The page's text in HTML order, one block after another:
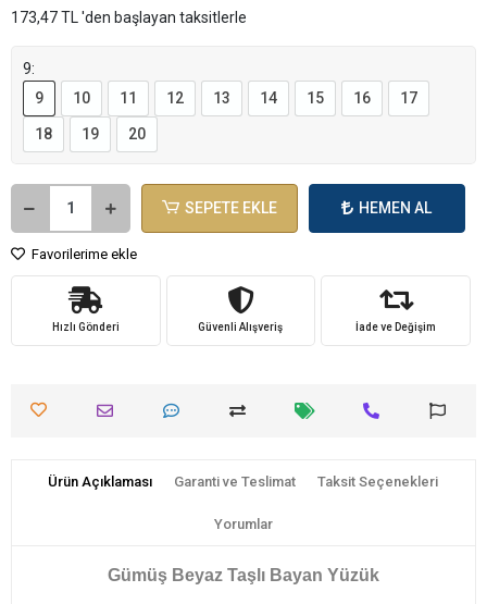
173,47 TL 'den başlayan taksitlerle
9:
9
10 11 12 13 14 15 16 17
18 19 20
SEPETE EKLE HEMEN AL
Favorilerime ekle
Hızlı Gönderi Güvenli Alışveriş İade ve Değişim
Ürün Açıklaması Garanti ve Teslimat Taksit Seçenekleri
Yorumlar
Gümüş Beyaz Taşlı Bayan Yüzük